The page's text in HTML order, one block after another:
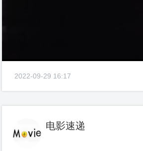
2022-09-29 16:17
电影速递